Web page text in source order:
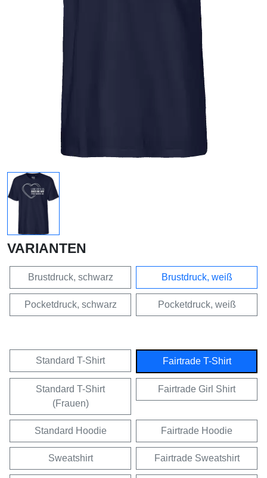
VARIANTEN
Brustdruck, schwarz Brustdruck, weiß
Pocketdruck, schwarz Pocketdruck, weiß
Standard T-Shirt Fairtrade T-Shirt
Standard T-Shirt
(Frauen)
Fairtrade Girl Shirt
Standard Hoodie Fairtrade Hoodie
Sweatshirt Fairtrade Sweatshirt